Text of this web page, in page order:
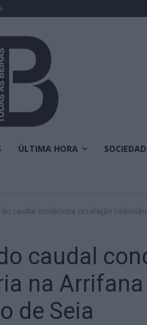
ÚLTIMA HORA
do caudal condiciona circulação
caudal
na
de Seia